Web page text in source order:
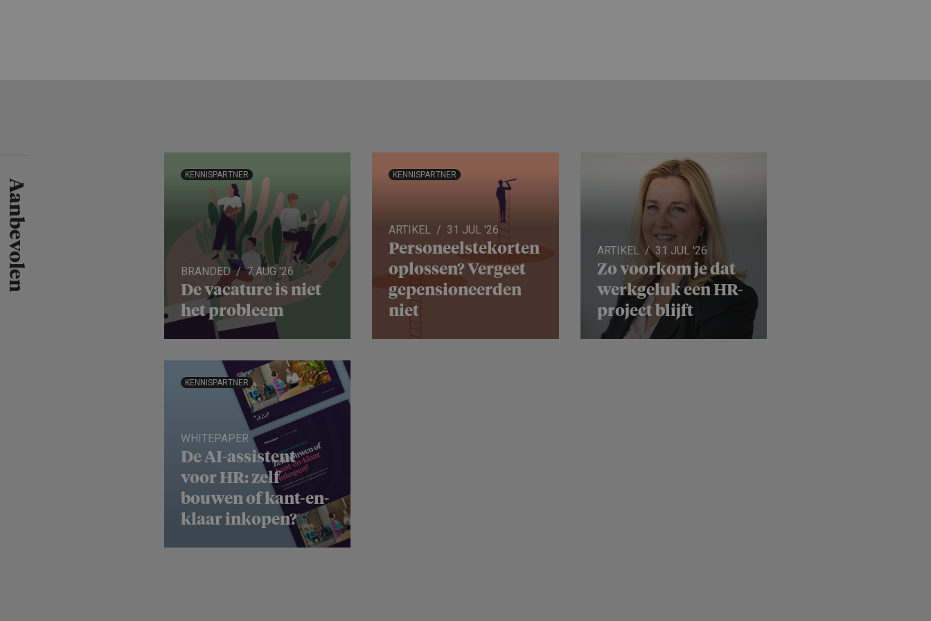
Aanbevolen BRANDED 7 AUG '26
De vacature is niet
het probleem
KENNISPARTNER
ARTIKEL 31 JUL '26
Personeels­te­korten
oplossen? Vergeet
gepensio­neerden
niet
KENNISPARTNER
ARTIKEL 31 JUL '26
Zo voorkom je dat
werkgeluk een HR-
project blijft
WHITEPAPER
De AI-assistent
voor HR: zelf
bouwen of kant-en-
klaar inkopen?
KENNISPARTNER